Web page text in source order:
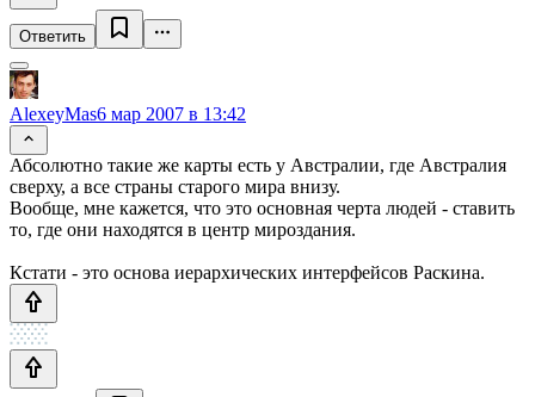
Ответить
AlexeyMas6 мар 2007 в 13:42
Абсолютно такие же карты есть у Австралии, где Австралия
сверху, а все страны старого мира внизу.
Вообще, мне кажется, что это основная черта людей - ставить
то, где они находятся в центр мироздания.
Кстати - это основа иерархических интерфейсов Раскина.